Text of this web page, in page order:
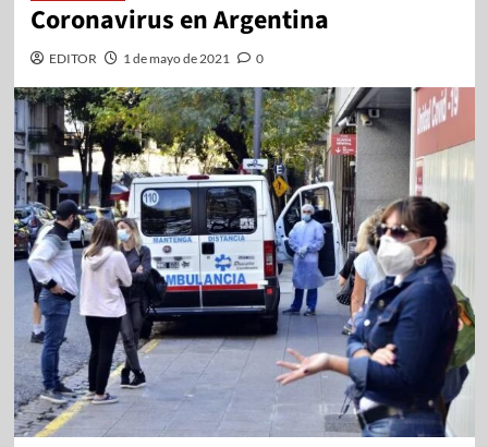
Coronavirus en Argentina
EDITOR 1 de mayo de 2021 0